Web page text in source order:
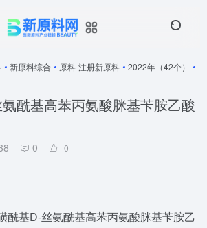
• 新原料综合 • 原料-注册新原料 • 2022年（42个）
•
酰基高苯丙氨酸脒基苄胺乙酸
0 0
酰基D-丝氨酰基高苯丙氨酸脒基苄胺乙